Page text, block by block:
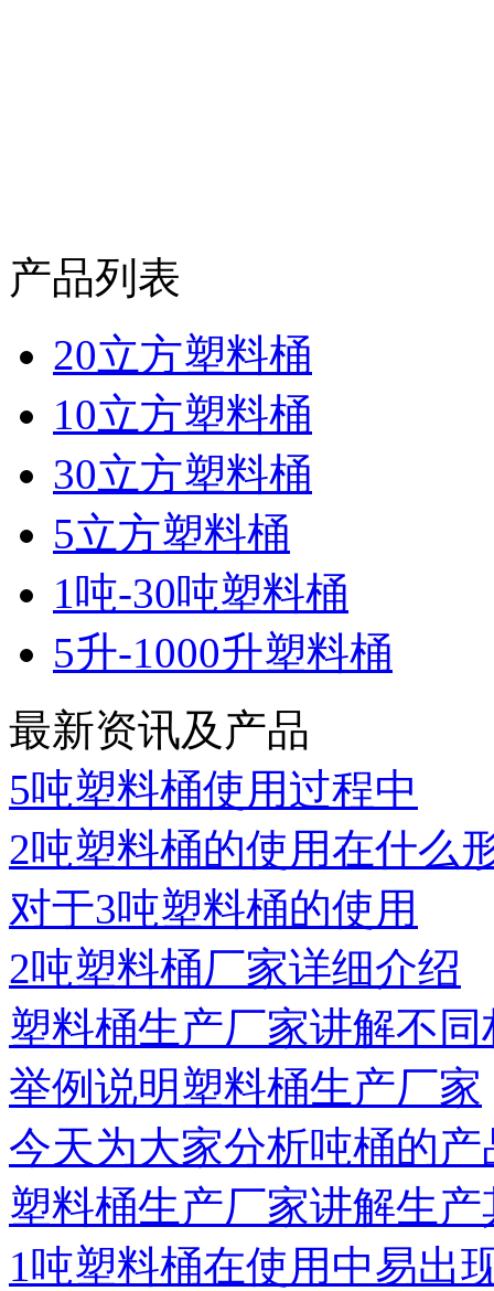
产品列表
20立方塑料桶
10立方塑料桶
30立方塑料桶
5立方塑料桶
1吨-30吨塑料桶
5升-1000升塑料桶
最新资讯及产品
5吨塑料桶使用过程中
2吨塑料桶的使用在什么
对于3吨塑料桶的使用
2吨塑料桶厂家详细介绍
塑料桶生产厂家讲解不同
举例说明塑料桶生产厂家
今天为大家分析吨桶的
塑料桶生产厂家讲解生产
1吨塑料桶在使用中易出